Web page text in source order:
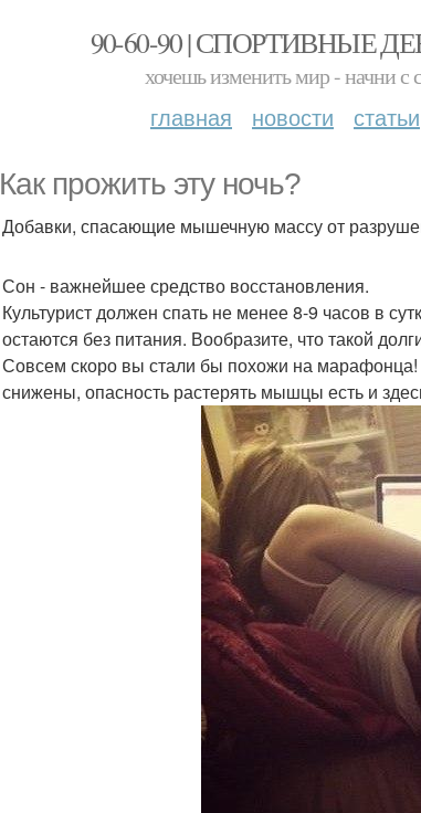
90-60-90 | СПОРТИВНЫЕ
хочешь изменить мир - начни с
главная новости статьи
Как прожить эту ночь?
Добавки, спасающие мышечную массу от
Сон - важнейшее средство восстановления.
Культурист должен спать не менее 8-9 часов в
остаются без питания. Вообразите, что такой
Совсем скоро вы стали бы похожи на марафонца!
снижены, опасность растерять мышцы есть и